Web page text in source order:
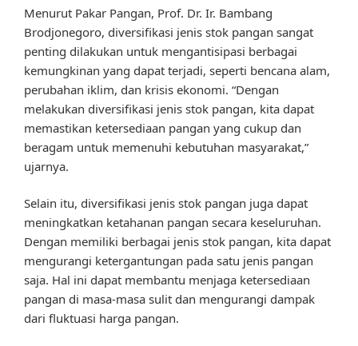
Menurut Pakar Pangan, Prof. Dr. Ir. Bambang
Brodjonegoro, diversifikasi jenis stok pangan sangat
penting dilakukan untuk mengantisipasi berbagai
kemungkinan yang dapat terjadi, seperti bencana alam,
perubahan iklim, dan krisis ekonomi. “Dengan
melakukan diversifikasi jenis stok pangan, kita dapat
memastikan ketersediaan pangan yang cukup dan
beragam untuk memenuhi kebutuhan masyarakat,”
ujarnya.
Selain itu, diversifikasi jenis stok pangan juga dapat
meningkatkan ketahanan pangan secara keseluruhan.
Dengan memiliki berbagai jenis stok pangan, kita dapat
mengurangi ketergantungan pada satu jenis pangan
saja. Hal ini dapat membantu menjaga ketersediaan
pangan di masa-masa sulit dan mengurangi dampak
dari fluktuasi harga pangan.